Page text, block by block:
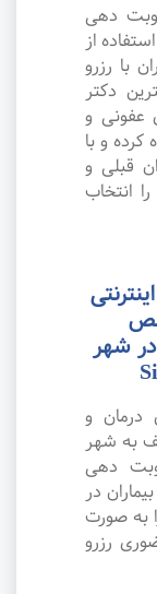
دهی
از
با رزرو
دکتر
و
و با
قبلی و
انتخاب
شهر
درمان و
به شهر
دهی
در
به صورت
رزرو